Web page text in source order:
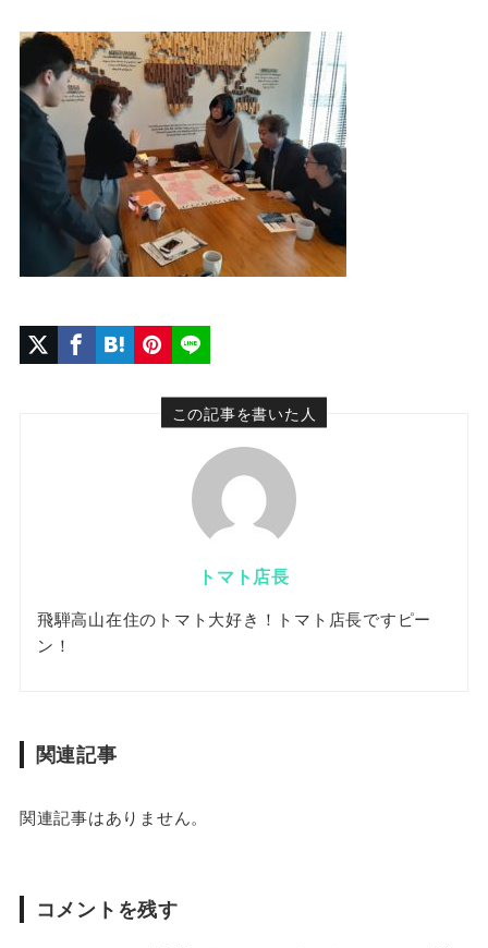
この記事を書いた人
トマト店長
飛騨高山在住のトマト大好き！トマト店長ですピー
ン！
関連記事
関連記事はありません。
コメントを残す